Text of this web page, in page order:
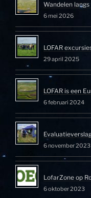
Wandelen
6 mei 2026
LOFAR
29 april 2025
LOFAR is een
6 februari 2024
6 november 2023
LofarZone op
6 oktober 2023